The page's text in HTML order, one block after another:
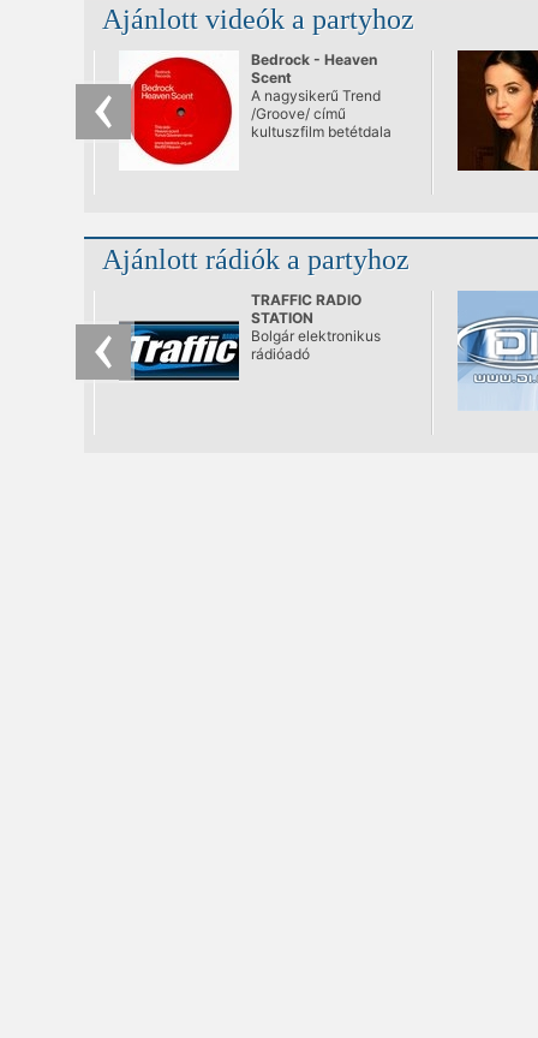
Ajánlott videók a partyhoz
Bedrock - Heaven
Scent
A nagysikerű Trend
/Groove/ című
kultuszfilm betétdala
Ajánlott rádiók a partyhoz
TRAFFIC RADIO
STATION
Bolgár elektronikus
rádióadó